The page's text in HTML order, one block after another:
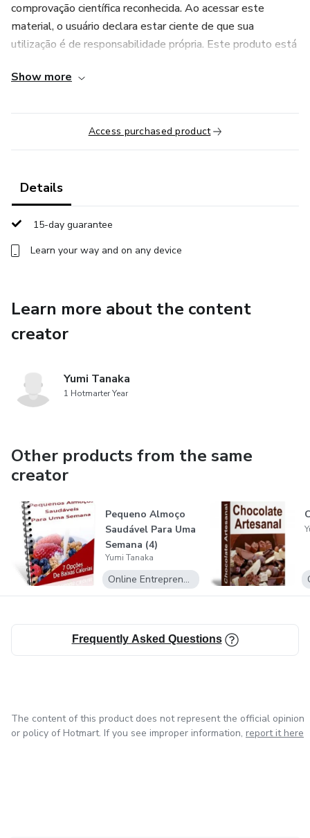
comprovação científica reconhecida. Ao acessar este
material, o usuário declara estar ciente de que sua
utilização é de responsabilidade própria. Este produto está
da plataforma e destina-se apenas a fins educacionais e de
Show more
Access purchased product
Details
15-day guarantee
Learn your way and on any device
Learn more about the content
creator
Yumi Tanaka
1 Hotmarter Year
Other products from the same
creator
Pequeno Almoço
Saudável Para Uma
Semana (4)
Yumi Tanaka
Online Entrepreneurship
Frequently Asked Questions
The content of this product does not represent the official opinion
or policy of Hotmart. If you see improper information, report it here